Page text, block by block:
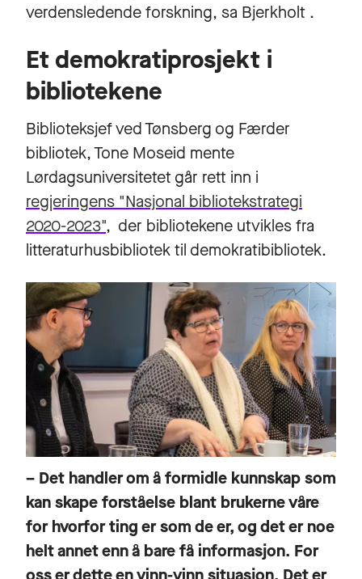
verdensledende forskning, sa Bjerkholt .
Et demokratiprosjekt i
bibliotekene
Biblioteksjef ved Tønsberg og Færder
bibliotek, Tone Moseid mente
Lørdagsuniversitetet går rett inn i
regjeringens "Nasjonal bibliotekstrategi
2020-2023", der bibliotekene utvikles fra
litteraturhusbibliotek til demokratibibliotek.
– Det handler om å formidle kunnskap som
kan skape forståelse blant brukerne våre
for hvorfor ting er som de er, og det er noe
helt annet enn å bare få informasjon. For